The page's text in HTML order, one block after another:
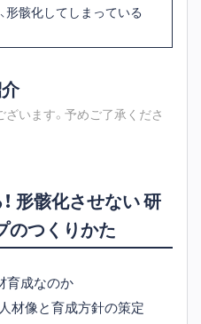
形骸化してしまっている
います。予めご了承くださ
形骸化させない 研
のつくりかた
育成なのか
材像と育成方針の策定